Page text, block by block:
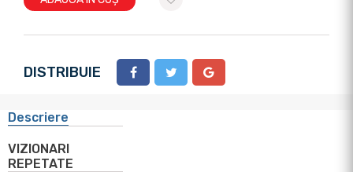
DISTRIBUIE
Descriere
VIZIONARI
REPETATE